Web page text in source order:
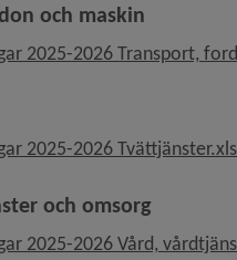
och maskin
2025-2026 Transport,
2025-2026
och omsorg
2025-2026 Vård,